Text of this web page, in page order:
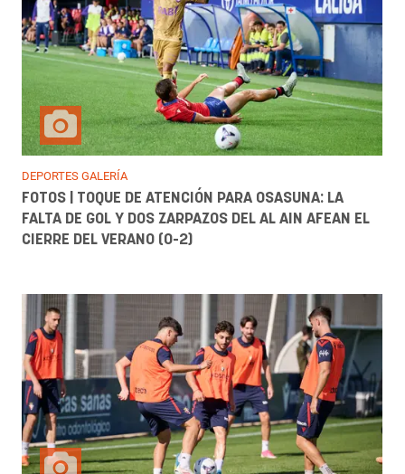
DEPORTES GALERÍA
FOTOS | TOQUE DE ATENCIÓN PARA OSASUNA: LA
FALTA DE GOL Y DOS ZARPAZOS DEL AL AIN AFEAN EL
CIERRE DEL VERANO (0-2)